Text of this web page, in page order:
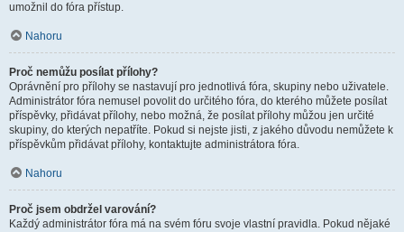
umožnil do fóra přístup.
Nahoru
Proč nemůžu posílat přílohy?
Oprávnění pro přílohy se nastavují pro jednotlivá fóra, skupiny nebo uživatele.
Administrátor fóra nemusel povolit do určitého fóra, do kterého můžete posílat
příspěvky, přidávat přílohy, nebo možná, že posílat přílohy můžou jen určité
skupiny, do kterých nepatříte. Pokud si nejste jisti, z jakého důvodu nemůžete k
příspěvkům přidávat přílohy, kontaktujte administrátora fóra.
Nahoru
Proč jsem obdržel varování?
Každý administrátor fóra má na svém fóru svoje vlastní pravidla. Pokud nějaké